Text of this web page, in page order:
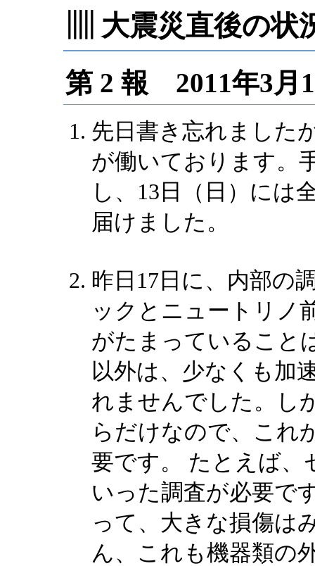
▥ 大震災直後の状
第 2 報 2011年3月
先日書き忘れました
が働いております。
し、13日（日）には
届けました。
昨日17日に、内部の
ックとニュートリノ
がたまっていること
以外は、少なくも加
れませんでした。し
らだけなので、これ
要です。 たとえば、
いった調査が必要で
って、大きな損傷は
ん、これも機器類の